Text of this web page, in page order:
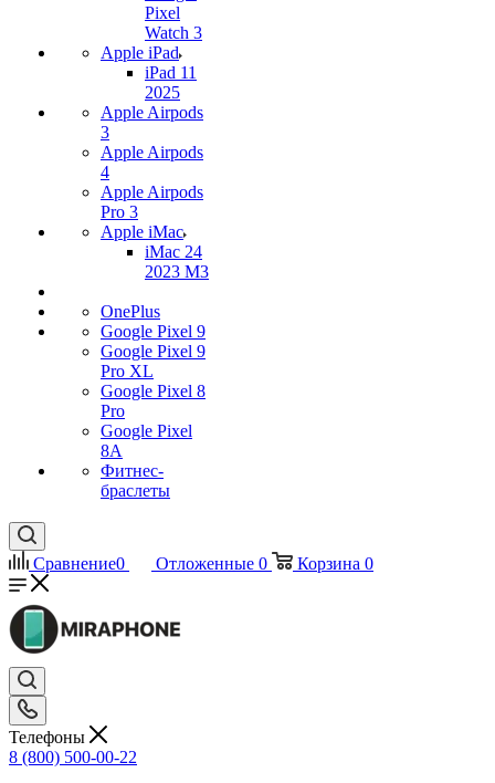
Pixel
Watch 3
Apple iPad
iPad 11
2025
Apple Airpods
3
Apple Airpods
4
Apple Airpods
Pro 3
Apple iMac
iMac 24
2023 M3
OnePlus
Google Pixel 9
Google Pixel 9
Pro XL
Google Pixel 8
Pro
Google Pixel
8A
Фитнес-
браслеты
Сравнение0 Отложенные 0 Корзина 0
Телефоны
8 (800) 500-00-22